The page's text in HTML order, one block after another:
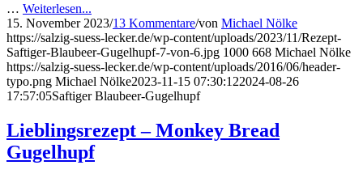
… Weiterlesen...
15. November 2023/13 Kommentare/von Michael Nölke
https://salzig-suess-lecker.de/wp-content/uploads/2023/11/Rezept-
Saftiger-Blaubeer-Gugelhupf-7-von-6.jpg 1000 668 Michael Nölke
https://salzig-suess-lecker.de/wp-content/uploads/2016/06/header-
typo.png Michael Nölke2023-11-15 07:30:122024-08-26
17:57:05Saftiger Blaubeer-Gugelhupf
Lieblingsrezept – Monkey Bread
Gugelhupf